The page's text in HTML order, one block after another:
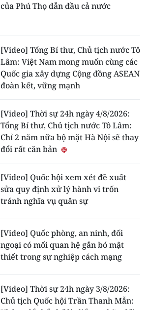
của Phú Thọ dẫn đầu cả nước
[Video] Tổng Bí thư, Chủ tịch nước Tô
Lâm: Việt Nam mong muốn cùng các
Quốc gia xây dựng Cộng đồng ASEAN
đoàn kết, vững mạnh
[Video] Thời sự 24h ngày 4/8/2026:
Tổng Bí thư, Chủ tịch nước Tô Lâm:
Chỉ 2 năm nữa bộ mặt Hà Nội sẽ thay
đổi rất căn bản
[Video] Quốc hội xem xét đề xuất
sửa quy định xử lý hành vi trốn
tránh nghĩa vụ quân sự
[Video] Quốc phòng, an ninh, đối
ngoại có mối quan hệ gắn bó mật
thiết trong sự nghiệp cách mạng
[Video] Thời sự 24h ngày 3/8/2026:
Chủ tịch Quốc hội Trần Thanh Mẫn: